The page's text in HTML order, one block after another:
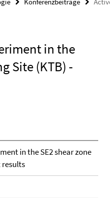
in the
Site (KTB) -
in the SE2 shear zone
results